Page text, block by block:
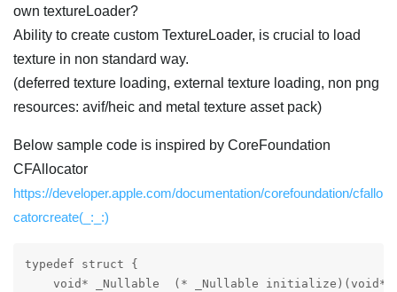
own textureLoader?
Ability to create custom TextureLoader, is crucial to load
texture in non standard way.
(deferred texture loading, external texture loading, non png
resources: avif/heic and metal texture asset pack)
Below sample code is inspired by CoreFoundation
CFAllocator
https://developer.apple.com/documentation/corefoundation/cfallo
catorcreate(_:_:)
typedef struct {
void* _Nullable  (* _Nullable initialize)(void*